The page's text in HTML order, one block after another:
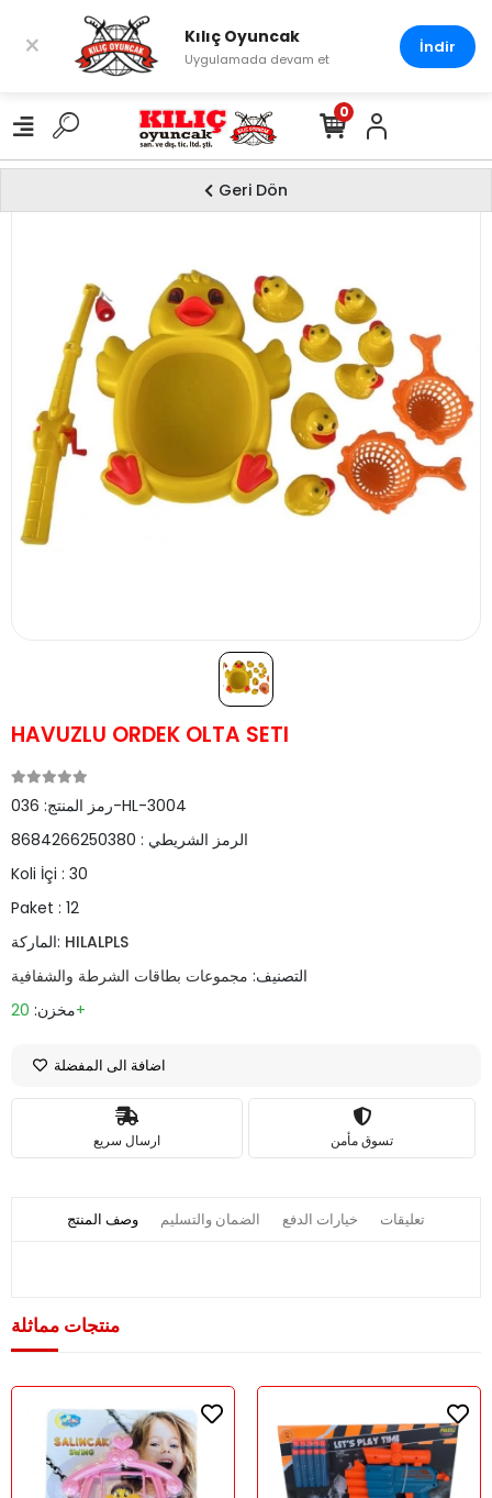
0
Geri Dön
HAVUZLU ORDEK OLTA SETI
رمز المنتج:036-HL-3004
الرمز الشريطي : 8684266250380
Koli İçi : 30
Paket : 12
الماركة: HILALPLS
التصنيف: مجموعات بطاقات الشرطة والشفافية
مخزن:20+
اضافة الى المفضلة
ارسال سريع تسوق مأمن
وصف المنتج الضمان والتسليم خيارات الدفع تعليقات
منتجات مماثلة
× Kılıç Oyuncak
Uygulamada devam et
İndir